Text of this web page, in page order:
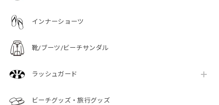
インナーショーツ
靴/ブーツ/ビーチサンダル
ラッシュガード
ビーチグッズ・旅行グッズ